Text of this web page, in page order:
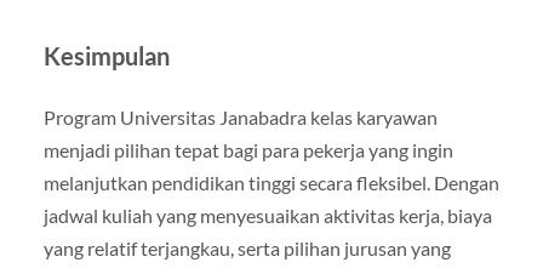
Kesimpulan
Program Universitas Janabadra kelas karyawan
menjadi pilihan tepat bagi para pekerja yang ingin
melanjutkan pendidikan tinggi secara fleksibel. Dengan
jadwal kuliah yang menyesuaikan aktivitas kerja, biaya
yang relatif terjangkau, serta pilihan jurusan yang